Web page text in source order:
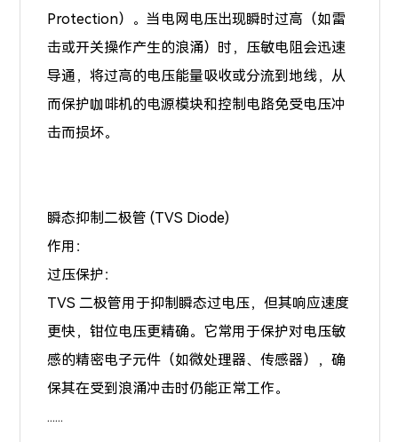
Protection）。当电网电压出现瞬时过高（如雷
击或开关操作产生的浪涌）时，压敏电阻会迅速
导通，将过高的电压能量吸收或分流到地线，从
而保护咖啡机的电源模块和控制电路免受电压冲
击而损坏。
瞬态抑制二极管 (TVS Diode)
作用：
过压保护：
TVS 二极管用于抑制瞬态过电压，但其响应速度
更快，钳位电压更精确。它常用于保护对电压敏
感的精密电子元件（如微处理器、传感器），确
保其在受到浪涌冲击时仍能正常工作。
......